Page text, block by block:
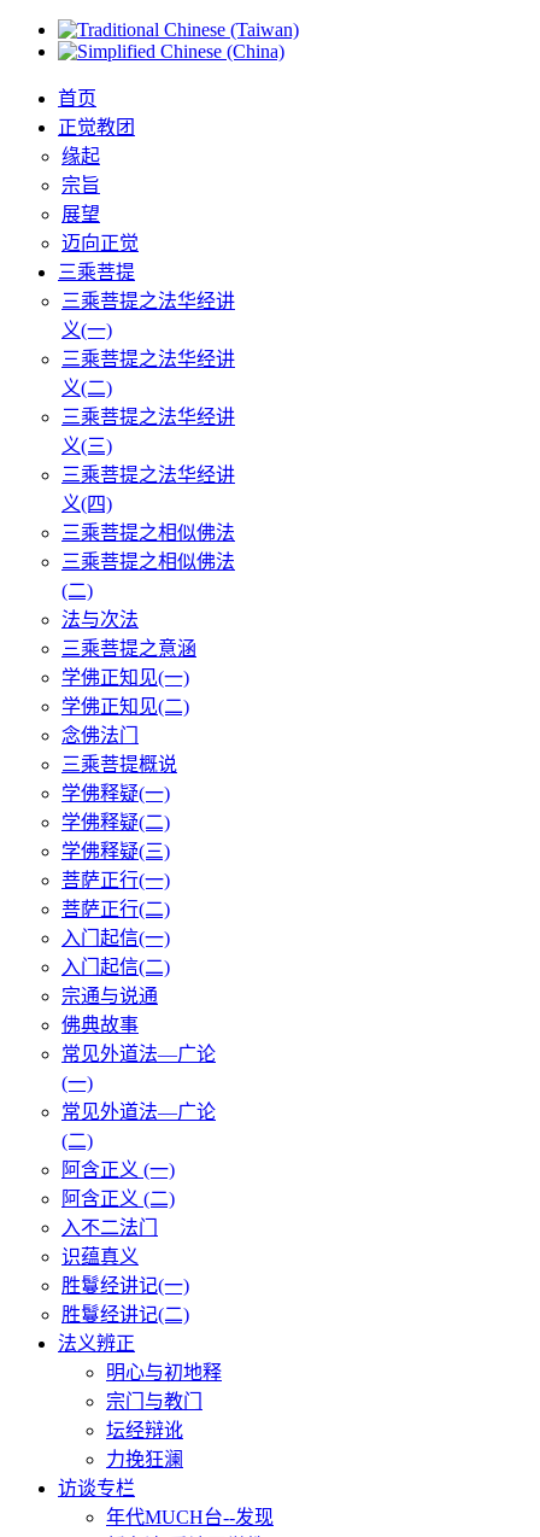
首页
正觉教团
缘起
宗旨
展望
迈向正觉
三乘菩提
三乘菩提之法华经讲
义(一)
三乘菩提之法华经讲
义(二)
三乘菩提之法华经讲
义(三)
三乘菩提之法华经讲
义(四)
三乘菩提之相似佛法
三乘菩提之相似佛法
(二)
法与次法
三乘菩提之意涵
学佛正知见(一)
学佛正知见(二)
念佛法门
三乘菩提概说
学佛释疑(一)
学佛释疑(二)
学佛释疑(三)
菩萨正行(一)
菩萨正行(二)
入门起信(一)
入门起信(二)
宗通与说通
佛典故事
常见外道法—广论
(一)
常见外道法—广论
(二)
阿含正义 (一)
阿含正义 (二)
入不二法门
识蕴真义
胜鬘经讲记(一)
胜鬘经讲记(二)
法义辨正
明心与初地释
宗门与教门
坛经辩讹
力挽狂澜
访谈专栏
年代MUCH台--发现